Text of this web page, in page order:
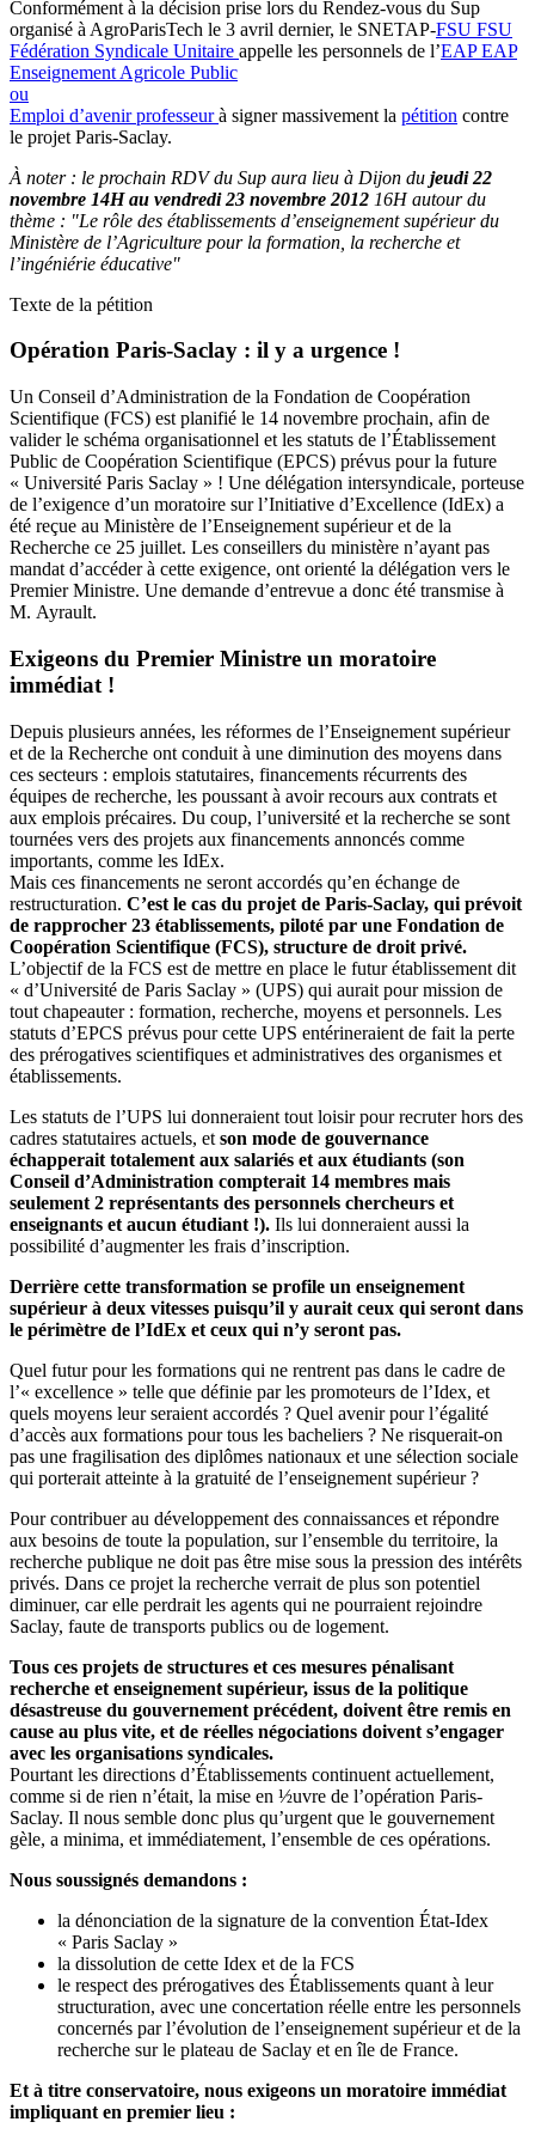
Conformément à la décision prise lors du Rendez-vous du Sup
organisé à AgroParisTech le 3 avril dernier, le SNETAP-FSU FSU
Fédération Syndicale Unitaire appelle les personnels de l’EAP EAP
Enseignement Agricole Public
ou
Emploi d’avenir professeur à signer massivement la pétition contre
le projet Paris-Saclay.
À noter : le prochain RDV du Sup aura lieu à Dijon du jeudi 22
novembre 14H au vendredi 23 novembre 2012 16H autour du
thème : "Le rôle des établissements d’enseignement supérieur du
Ministère de l’Agriculture pour la formation, la recherche et
l’ingéniérie éducative"
Texte de la pétition
Opération Paris-Saclay : il y a urgence !
Un Conseil d’Administration de la Fondation de Coopération
Scientifique (FCS) est planifié le 14 novembre prochain, afin de
valider le schéma organisationnel et les statuts de l’Établissement
Public de Coopération Scientifique (EPCS) prévus pour la future
« Université Paris Saclay » ! Une délégation intersyndicale, porteuse
de l’exigence d’un moratoire sur l’Initiative d’Excellence (IdEx) a
été reçue au Ministère de l’Enseignement supérieur et de la
Recherche ce 25 juillet. Les conseillers du ministère n’ayant pas
mandat d’accéder à cette exigence, ont orienté la délégation vers le
Premier Ministre. Une demande d’entrevue a donc été transmise à
M. Ayrault.
Exigeons du Premier Ministre un moratoire
immédiat !
Depuis plusieurs années, les réformes de l’Enseignement supérieur
et de la Recherche ont conduit à une diminution des moyens dans
ces secteurs : emplois statutaires, financements récurrents des
équipes de recherche, les poussant à avoir recours aux contrats et
aux emplois précaires. Du coup, l’université et la recherche se sont
tournées vers des projets aux financements annoncés comme
importants, comme les IdEx.
Mais ces financements ne seront accordés qu’en échange de
restructuration. C’est le cas du projet de Paris-Saclay, qui prévoit
de rapprocher 23 établissements, piloté par une Fondation de
Coopération Scientifique (FCS), structure de droit privé.
L’objectif de la FCS est de mettre en place le futur établissement dit
« d’Université de Paris Saclay » (UPS) qui aurait pour mission de
tout chapeauter : formation, recherche, moyens et personnels. Les
statuts d’EPCS prévus pour cette UPS entérineraient de fait la perte
des prérogatives scientifiques et administratives des organismes et
établissements.
Les statuts de l’UPS lui donneraient tout loisir pour recruter hors des
cadres statutaires actuels, et son mode de gouvernance
échapperait totalement aux salariés et aux étudiants (son
Conseil d’Administration compterait 14 membres mais
seulement 2 représentants des personnels chercheurs et
enseignants et aucun étudiant !). Ils lui donneraient aussi la
possibilité d’augmenter les frais d’inscription.
Derrière cette transformation se profile un enseignement
supérieur à deux vitesses puisqu’il y aurait ceux qui seront dans
le périmètre de l’IdEx et ceux qui n’y seront pas.
Quel futur pour les formations qui ne rentrent pas dans le cadre de
l’« excellence » telle que définie par les promoteurs de l’Idex, et
quels moyens leur seraient accordés ? Quel avenir pour l’égalité
d’accès aux formations pour tous les bacheliers ? Ne risquerait-on
pas une fragilisation des diplômes nationaux et une sélection sociale
qui porterait atteinte à la gratuité de l’enseignement supérieur ?
Pour contribuer au développement des connaissances et répondre
aux besoins de toute la population, sur l’ensemble du territoire, la
recherche publique ne doit pas être mise sous la pression des intérêts
privés. Dans ce projet la recherche verrait de plus son potentiel
diminuer, car elle perdrait les agents qui ne pourraient rejoindre
Saclay, faute de transports publics ou de logement.
Tous ces projets de structures et ces mesures pénalisant
recherche et enseignement supérieur, issus de la politique
désastreuse du gouvernement précédent, doivent être remis en
cause au plus vite, et de réelles négociations doivent s’engager
avec les organisations syndicales.
Pourtant les directions d’Établissements continuent actuellement,
comme si de rien n’était, la mise en ½uvre de l’opération Paris-
Saclay. Il nous semble donc plus qu’urgent que le gouvernement
gèle, a minima, et immédiatement, l’ensemble de ces opérations.
Nous soussignés demandons :
la dénonciation de la signature de la convention État-Idex
« Paris Saclay »
la dissolution de cette Idex et de la FCS
le respect des prérogatives des Établissements quant à leur
structuration, avec une concertation réelle entre les personnels
concernés par l’évolution de l’enseignement supérieur et de la
recherche sur le plateau de Saclay et en île de France.
Et à titre conservatoire, nous exigeons un moratoire immédiat
impliquant en premier lieu :